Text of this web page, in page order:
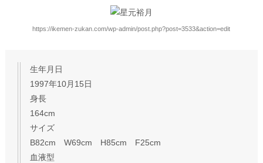
https://ikemen-zukan.com/wp-admin/post.php?post=3533&action=edit
生年月日
1997年10月15日
身長
164cm
サイズ
B82cm W69cm H85cm F25cm
血液型